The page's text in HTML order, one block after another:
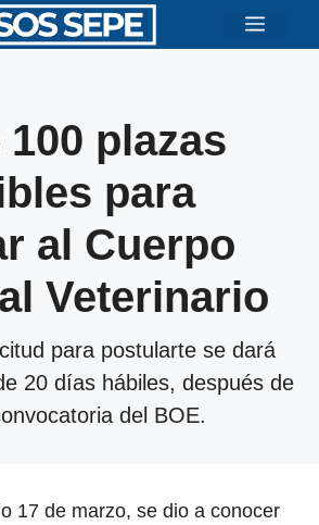
Menú
100 plazas
para
al Cuerpo
Veterinario
para postularte se dará
20 días hábiles, después de
del BOE.
17 de marzo, se dio a conocer